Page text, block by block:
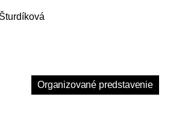
Organizované predstavenie